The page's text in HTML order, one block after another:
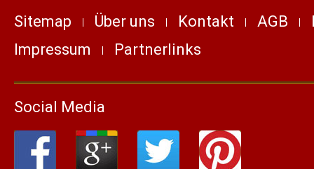
Sitemap Über uns Kontakt AGB
Impressum
Partnerlinks
Social Media